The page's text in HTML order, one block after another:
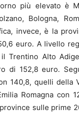
più elevato è
Bologna,
invece, è la
euro. A livello
Trentino Alto
di 152,8 euro.
140,8, quelli della
Romagna con
sulle prime